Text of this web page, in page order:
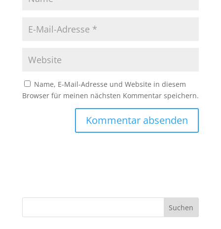
Name, E-Mail-Adresse und Website in diesem
Browser für meinen nächsten Kommentar speichern.